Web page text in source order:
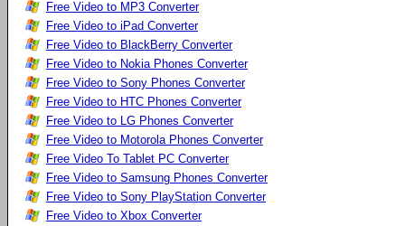
Free Video to MP3 Converter
Free Video to iPad Converter
Free Video to BlackBerry Converter
Free Video to Nokia Phones Converter
Free Video to Sony Phones Converter
Free Video to HTC Phones Converter
Free Video to LG Phones Converter
Free Video to Motorola Phones Converter
Free Video To Tablet PC Converter
Free Video to Samsung Phones Converter
Free Video to Sony PlayStation Converter
Free Video to Xbox Converter